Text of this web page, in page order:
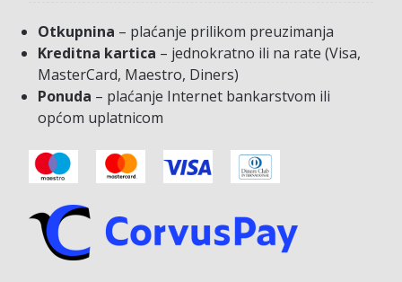
Otkupnina – plaćanje prilikom preuzimanja
Kreditna kartica – jednokratno ili na rate (Visa,
MasterCard, Maestro, Diners)
Ponuda – plaćanje Internet bankarstvom ili
općom uplatnicom